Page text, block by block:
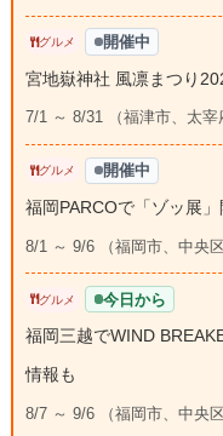
グルメ 開催中
宮地嶽神社 風凛まつり
7/1 ～ 8/31 （福津市、太宰
グルメ 開催中
福岡PARCOで「ゾッ展
8/1 ～ 9/6 （福岡市、中央
グルメ 今日から
福岡三越でWIND
情報も
8/7 ～ 9/6 （福岡市、中央